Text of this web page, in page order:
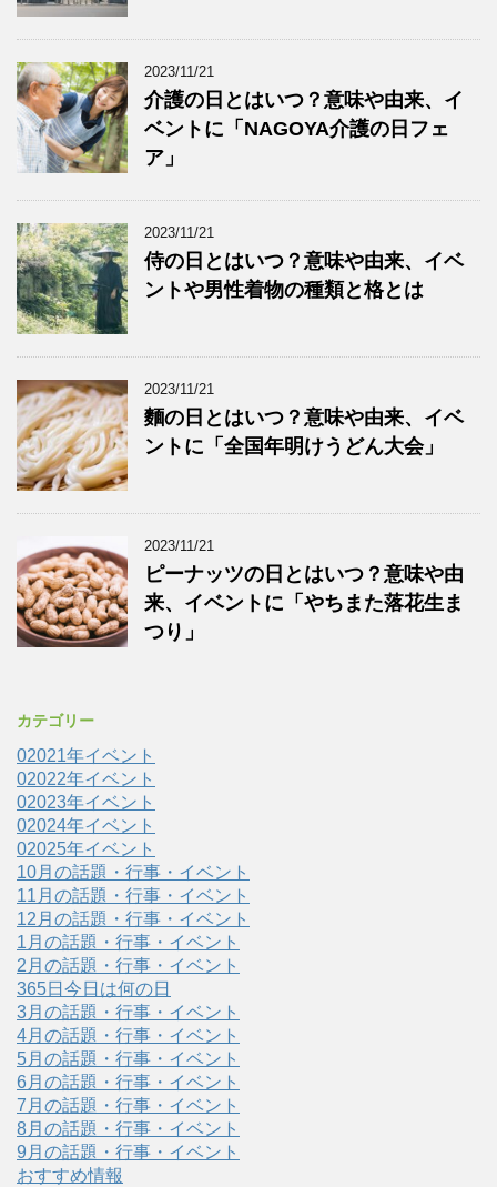
2023/11/21
介護の日とはいつ？意味や由来、イ
ベントに「NAGOYA介護の日フェ
ア」
2023/11/21
侍の日とはいつ？意味や由来、イベ
ントや男性着物の種類と格とは
2023/11/21
麵の日とはいつ？意味や由来、イベ
ントに「全国年明けうどん大会」
2023/11/21
ピーナッツの日とはいつ？意味や由
来、イベントに「やちまた落花生ま
つり」
カテゴリー
02021年イベント
02022年イベント
02023年イベント
02024年イベント
02025年イベント
10月の話題・行事・イベント
11月の話題・行事・イベント
12月の話題・行事・イベント
1月の話題・行事・イベント
2月の話題・行事・イベント
365日今日は何の日
3月の話題・行事・イベント
4月の話題・行事・イベント
5月の話題・行事・イベント
6月の話題・行事・イベント
7月の話題・行事・イベント
8月の話題・行事・イベント
9月の話題・行事・イベント
おすすめ情報